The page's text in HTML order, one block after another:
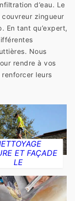
d’eau. Le
zingueur
En tant qu’expert,
Nous
rendre à vos
leurs
ET FAÇADE
LE